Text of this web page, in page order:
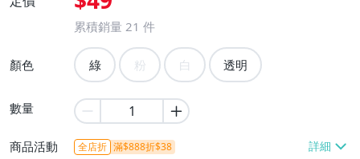
累積銷量 21 件
顏色 綠 粉 白 透明
數量
商品活動 全店折 滿$888折$38